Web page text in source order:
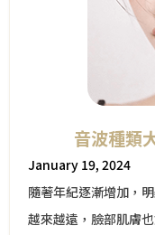
音波種類
January 19, 2024
隨著年紀逐漸增加，
越來越遠，臉部肌膚